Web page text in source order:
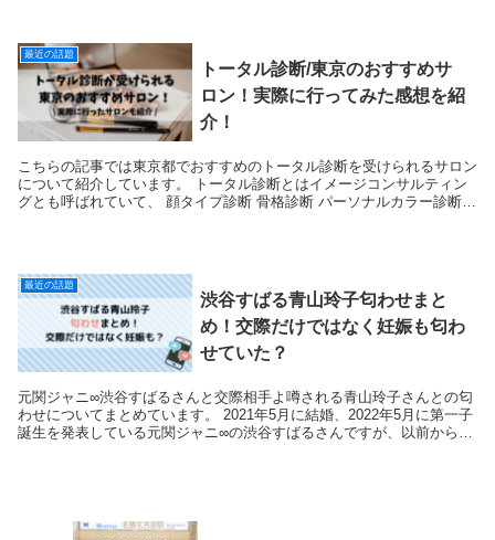
最近の話題
トータル診断/東京のおすすめサ
ロン！実際に行ってみた感想を紹
介！
こちらの記事では東京都でおすすめのトータル診断を受けられるサロン
について紹介しています。 トータル診断とはイメージコンサルティン
グとも呼ばれていて、 顔タイプ診断 骨格診断 パーソナルカラー診断
最近の話題
渋谷すばる青山玲子匂わせまと
め！交際だけではなく妊娠も匂わ
せていた？
元関ジャニ∞渋谷すばるさんと交際相手よ噂される青山玲子さんとの匂
わせについてまとめています。 2021年5月に結婚、2022年5月に第一子
誕生を発表している元関ジャニ∞の渋谷すばるさんですが、以前から